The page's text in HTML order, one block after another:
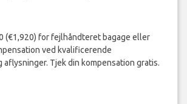
(€1,920) for fejlhåndteret bagage eller
ved kvalificerende
Tjek din kompensation gratis.